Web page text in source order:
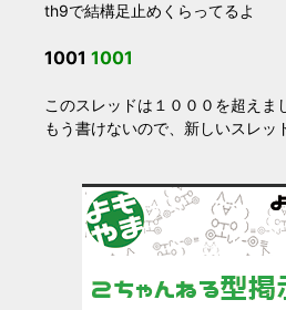
th9で結構足止めくらってるよ
1001 1001
このスレッドは１０００を超えま
もう書けないので、新しいスレッ